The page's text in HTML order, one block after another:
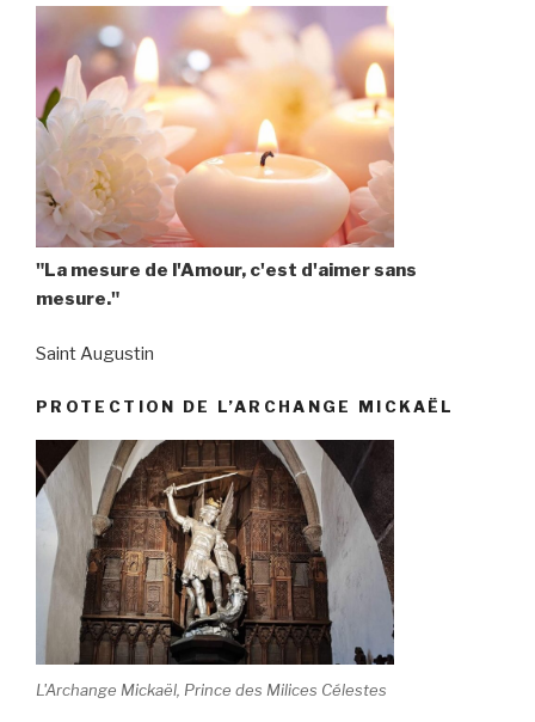
"La mesure de l'Amour, c'est d'aimer sans
mesure."
Saint Augustin
PROTECTION DE L’ARCHANGE MICKAËL
L'Archange Mickaël, Prince des Milices Célestes